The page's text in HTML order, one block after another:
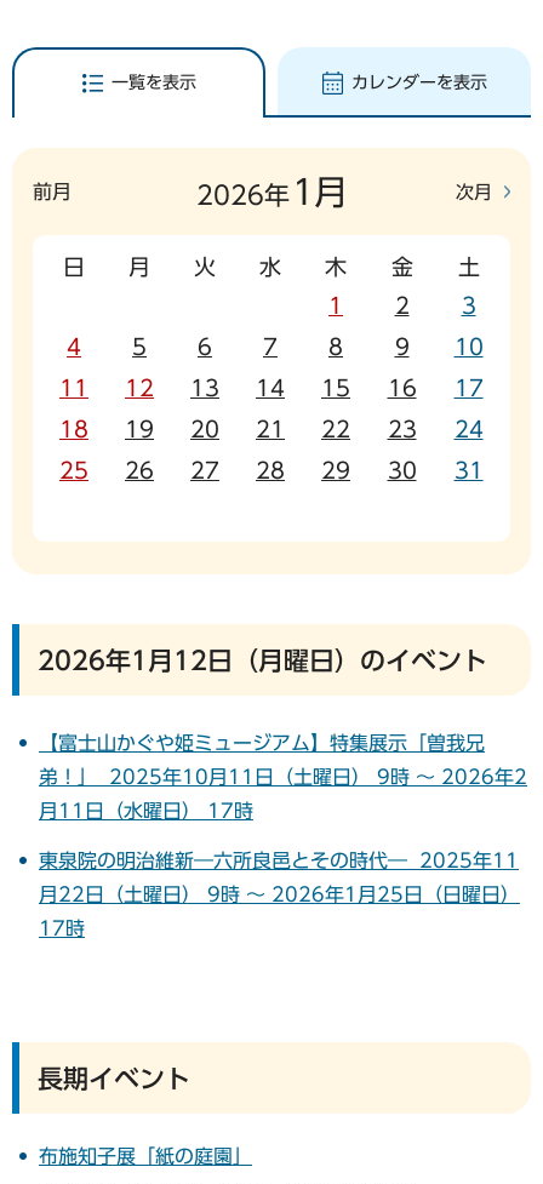
一覧を表示 カレンダーを表示
2026年 1月
前月 次月
日 月 火 水 木 金
土
1
2
3
4
5 6 7 8 9
10
11
12 13 14 15 16
17
18
19 20 21 22 23
24
25
26 27 28 29 30 31
2026年1月12日（月曜日）のイベント
【富士山かぐや姫ミュージアム】特集展示「曽我兄
弟！」 2025年10月11日（土曜日） 9時 ～ 2026年2
月11日（水曜日） 17時
東泉院の明治維新―六所良邑とその時代― 2025年11
月22日（土曜日） 9時 ～ 2026年1月25日（日曜日）
17時
長期イベント
布施知子展「紙の庭園」